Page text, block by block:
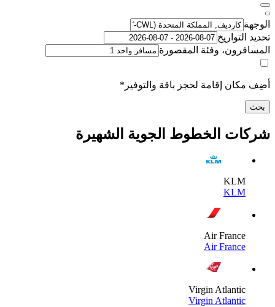
وفئة المقصورة
إقامة لحجز باقة والتوفير*
الخطوط الجوية الشهيرة
Air
Air
Virgin
Virgin